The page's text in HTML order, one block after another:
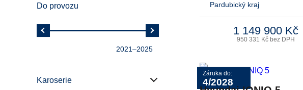
Do provozu
2021–2025
Karoserie
Pardubický kraj
1 149 900 Kč
950 331 Kč bez DPH
Záruka do:
4/2028